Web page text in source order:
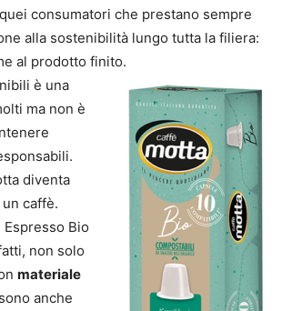
consumatori che prestano sempre
alla sostenibilità lungo tutta la filiera:
al prodotto finito.
è una
ma non è
diventa
caffè.
Bio
non solo
materiale
anche